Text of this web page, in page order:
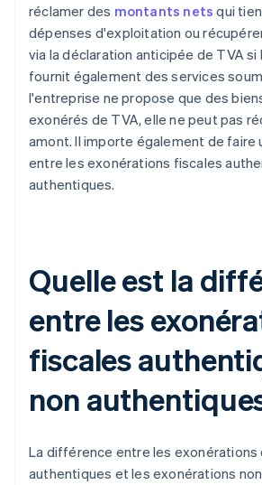
réclamer des montants nets qui
dépenses d'exploitation ou
via la déclaration anticipée de TVA
fournit également des services
l'entreprise ne propose que des
exonérés de TVA, elle ne peut pas
amont. Il importe également de faire
entre les exonérations fiscales
authentiques.
Quelle est la
entre les
fiscales
non
La différence entre les exonérations
authentiques et les exonérations